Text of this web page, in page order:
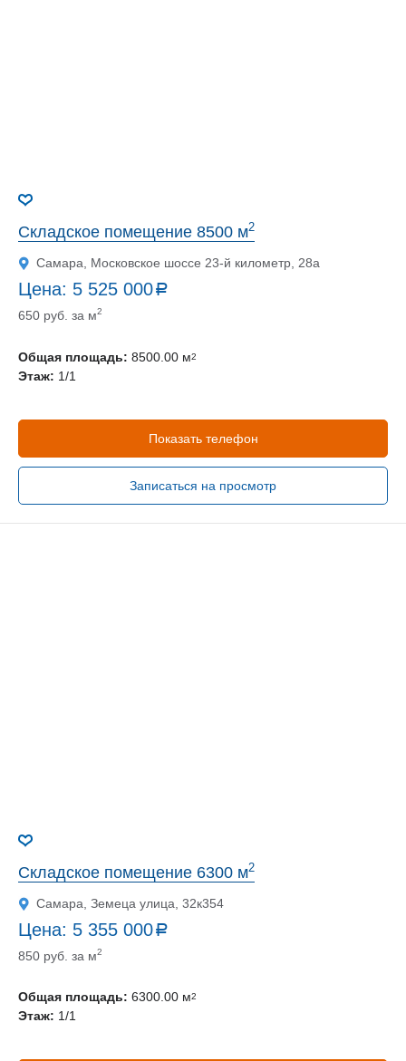
Складское помещение 8500 м2
Самара, Московское шоссе 23-й километр, 28а
Цена: 5 525 000 a
руб.
650 руб. за м2
Общая площадь: 8500.00 м2
Этаж: 1/1
Показать телефон
Записаться на просмотр
Складское помещение 6300 м2
Самара, Земеца улица, 32к354
Цена: 5 355 000 a
руб.
850 руб. за м2
Общая площадь: 6300.00 м2
Этаж: 1/1